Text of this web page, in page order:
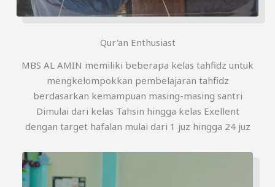
Qur'an Enthusiast
MBS AL AMIN memiliki beberapa kelas tahfidz untuk
mengkelompokkan pembelajaran tahfidz
berdasarkan kemampuan masing-masing santri
Dimulai dari kelas Tahsin hingga kelas Exellent
dengan target hafalan mulai dari 1 juz hingga 24 juz